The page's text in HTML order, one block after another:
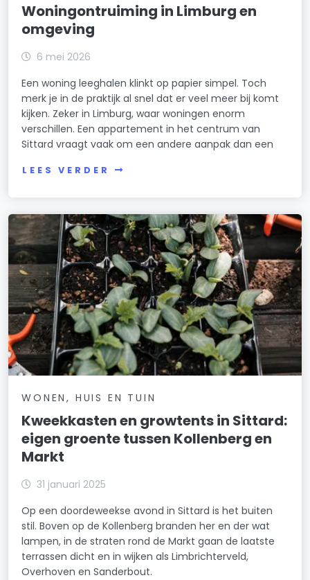
Woningontruiming in Limburg en
omgeving
6 mei 2026
Een woning leeghalen klinkt op papier simpel. Toch
merk je in de praktijk al snel dat er veel meer bij komt
kijken. Zeker in Limburg, waar woningen enorm
verschillen. Een appartement in het centrum van
Sittard vraagt vaak om een andere aanpak dan een
LEES VERDER
WONEN, HUIS EN TUIN
Kweekkasten en growtents in Sittard:
eigen groente tussen Kollenberg en
Markt
31 januari 2025
Op een doordeweekse avond in Sittard is het buiten
stil. Boven op de Kollenberg branden her en der wat
lampen, in de straten rond de Markt gaan de laatste
terrassen dicht en in wijken als Limbrichterveld,
Overhoven en Sanderbout.